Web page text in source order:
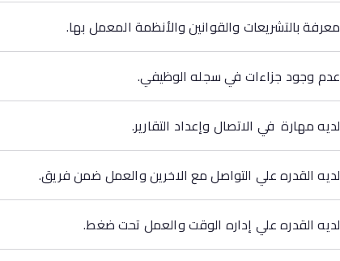
معرفة بالتشريعات والقوانين والأنظمة المعمل بها.
عدم وجود جزاءات في سجله الوظيفي.
لديه مهارة في الاتصال وإعداد التقارير.
لديه القدره علي التواصل مع الاخرين والعمل ضمن فريق.
لديه القدره علي إداره الوقت والعمل تحت ضغط.